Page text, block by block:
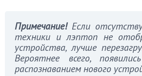
Примечание!Если
техники и лэптоп не
устройства, лучше
Вероятнее всего,
распознаванием нового